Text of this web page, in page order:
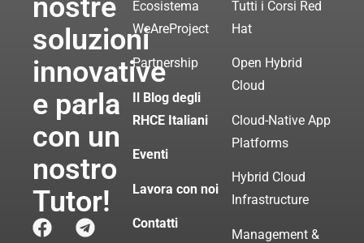
nostre
soluzioni
innovative
e parla
con un
nostro
Tutor!
Ecosistema
WeAreProject
Partnership
Il Blog degli
RHCE Italiani
Eventi
Lavora con noi
Contatti
Tutti i Corsi Red
Hat
Open Hybrid
Cloud
Cloud-Native App
Platforms
Hybrid Cloud
Infrastructure
Management &